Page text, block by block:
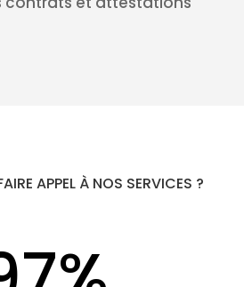
APPEL À NOS SERVICES ?